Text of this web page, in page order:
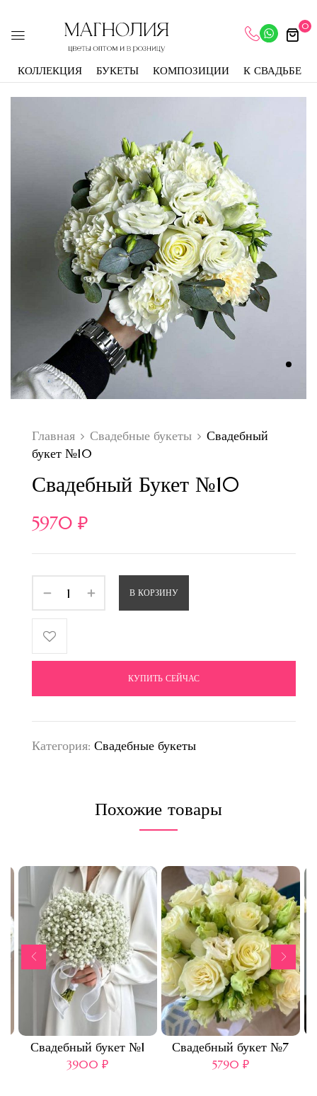
0
КОЛЛЕКЦИЯ БУКЕТЫ КОМПОЗИЦИИ К СВАДЬБЕ
Главная Свадебные букеты
Свадебный
букет №10
Свадебный Букет №10
5970 ₽
В КОРЗИНУ
КУПИТЬ СЕЙЧАС
Категория: Свадебные букеты
Похожие товары
Свадебный букет №1
3900 ₽
Свадебный букет №7
5790 ₽